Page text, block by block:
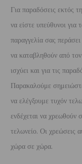
Για παραδόσεις εκτός
να είστε υπεύθυνοι για
παραγγελία σας
να καταβληθούν από
ισχύει και για τις
Παρακαλούμε
να ελέγξουμε τυχόν
ενδέχεται να χρεωθούν
τελωνείο. Οι χρεώσεις
χώρα σε χώρα.